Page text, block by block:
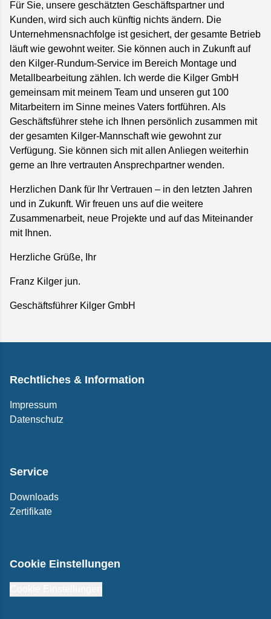
Für Sie, unsere geschätzten Geschäftspartner und
Kunden, wird sich auch künftig nichts ändern. Die
Unternehmensnachfolge ist gesichert, der gesamte Betrieb
läuft wie gewohnt weiter. Sie können auch in Zukunft auf
den Kilger-Rundum-Service im Bereich Montage und
Metallbearbeitung zählen. Ich werde die Kilger GmbH
gemeinsam mit meinem Team und unseren gut 100
Mitarbeitern im Sinne meines Vaters fortführen. Als
Geschäftsführer stehe ich Ihnen persönlich zusammen mit
der gesamten Kilger-Mannschaft wie gewohnt zur
Verfügung. Sie können sich mit allen Anliegen weiterhin
gerne an Ihre vertrauten Ansprechpartner wenden.
Herzlichen Dank für Ihr Vertrauen – in den letzten Jahren
und in Zukunft. Wir freuen uns auf die weitere
Zusammenarbeit, neue Projekte und auf das Miteinander
mit Ihnen.
Herzliche Grüße, Ihr
Franz Kilger jun.
Geschäftsführer Kilger GmbH
Rechtliches & Information
Impressum
Datenschutz
Service
Downloads
Zertifikate
Cookie Einstellungen